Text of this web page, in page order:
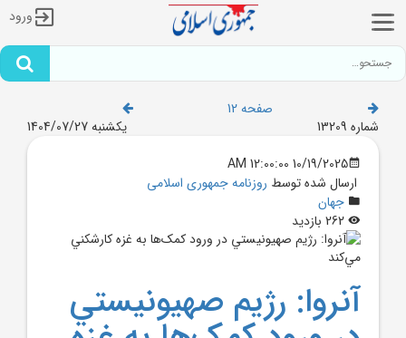
ورود
صفحه 12
شماره 13209
یکشنبه 1404/07/27
10/19/2025 12:00:00 AM
ارسال شده توسط روزنامه جمهوری اسلامی
جهان
آنروا: رژيم صهيونيستي